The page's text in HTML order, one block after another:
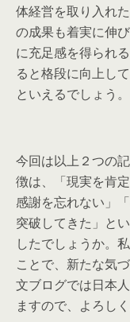
体経営を取り入れ
の成果も着実に伸
に充足感を得られ
ると格段に向上し
といえるでしょう。
今回は以上２つの
徴は、「現実を肯
感謝を忘れない」
突破してきた」と
したでしょうか。
ことで、新たな気
文ブログでは日本
ますので、よろし